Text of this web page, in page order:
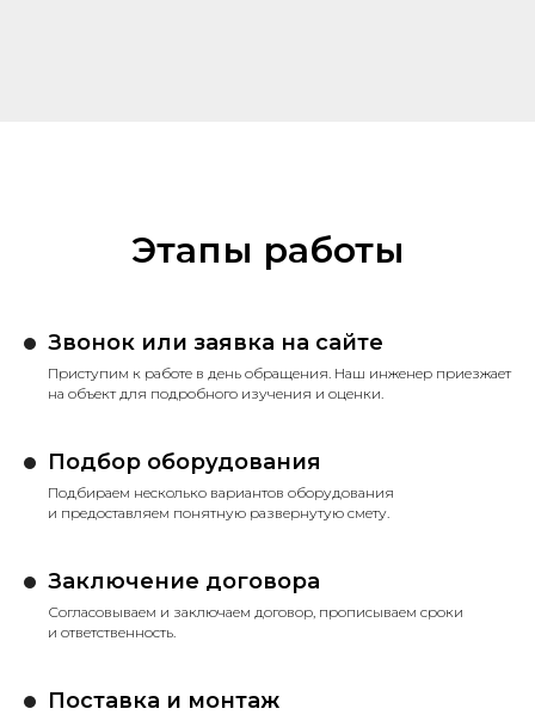
Этапы работы
Звонок или заявка на сайте
Приступим к работе в день обращения. Наш инженер приезжает
на объект для подробного изучения и оценки.
Подбор оборудования
Подбираем несколько вариантов оборудования
и предоставляем понятную развернутую смету.
Заключение договора
Согласовываем и заключаем договор, прописываем сроки
и ответственность.
Поставка и монтаж